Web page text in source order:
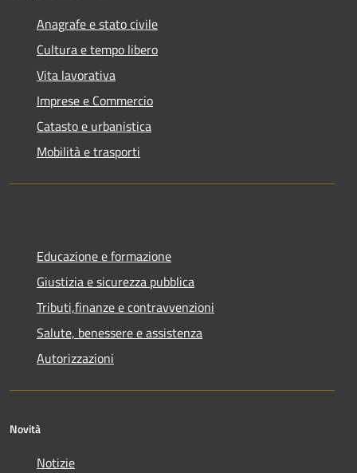
Anagrafe e stato civile
Cultura e tempo libero
Vita lavorativa
Imprese e Commercio
Catasto e urbanistica
Mobilità e trasporti
Educazione e formazione
Giustizia e sicurezza pubblica
Tributi,finanze e contravvenzioni
Salute, benessere e assistenza
Autorizzazioni
Novità
Notizie